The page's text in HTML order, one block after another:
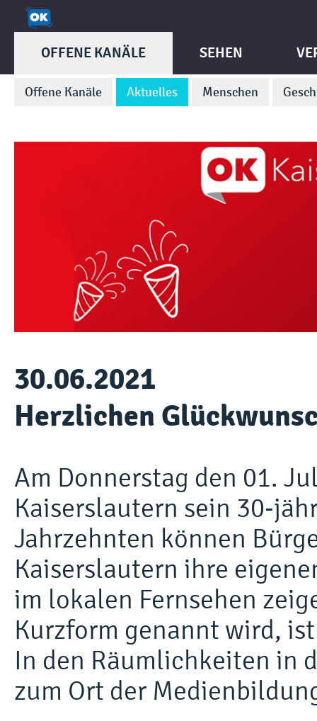
OFFENE KANÄLE
Offene Kanäle Aktuelles Menschen
SEHEN
30.06.2021
Herzlichen
Am Donnerstag den 01.
Kaiserslautern sein 30-
Jahrzehnten können
Kaiserslautern ihre
im lokalen Fernsehen
Kurzform genannt wird,
In den Räumlichkeiten in
zum Ort der